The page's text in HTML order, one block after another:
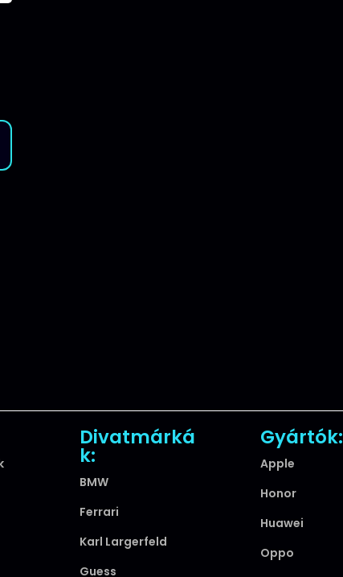
Ft.
Divatmárká
k:
BMW
Ferrari
Karl Largerfeld
Guess
Gyártók:
Apple
Honor
Huawei
Oppo